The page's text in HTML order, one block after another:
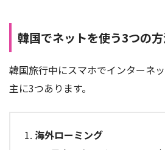
韓国でネットを使う3つの
韓国旅行中にスマホでインターネ
主に3つあります。
海外ローミング